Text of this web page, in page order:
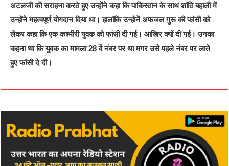
अटलजी की सराहना करते हुए उन्होंने कहा कि पाकिस्तान के साथ शांति बहाली में
उन्होंने महत्वपूर्ण योगदान दिया था। हालांकि उन्होनें अफजल गुरू की फांसी को
लेकर कहा कि एक कश्मीरी युवक को फांसी दी गई। आखिर क्यों दी गई। उनका
कहना था कि युवक का मामला 28 वें नंबर पर था मगर उसे पहले नंबर पर लाते
हुए फांसी दे दी।